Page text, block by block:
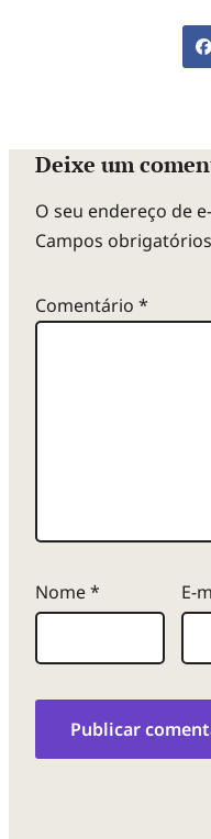
Deixe um
O seu endereço de
Campos
Comentário *
Nome* E-